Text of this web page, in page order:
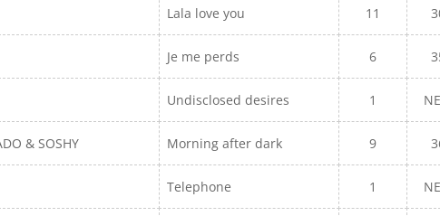
Lala love you 11
Je me perds 6
Undisclosed desires 1
& SOSHY Morning after dark 9
Telephone 1